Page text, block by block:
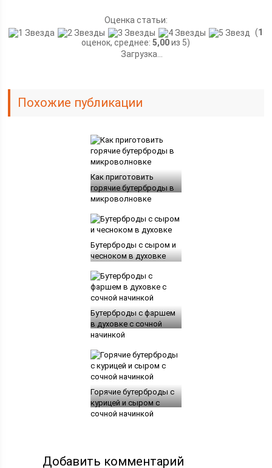
Оценка статьи:
(1
оценок, среднее:5,00из 5)
Загрузка...
Похожие публикации
Как приготовить
горячие бутерброды в
микроволновке
Бутерброды с сыром и
чесноком в духовке
Бутерброды с фаршем
в духовке с сочной
начинкой
Горячие бутерброды с
курицей и сыром с
сочной начинкой
Добавить комментарий